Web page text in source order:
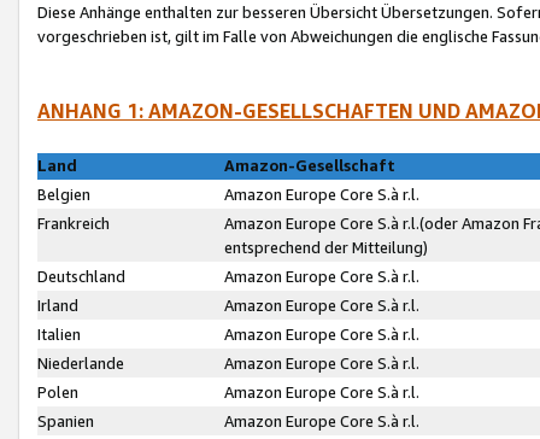
Diese Anhänge enthalten zur besseren Übersicht Übersetzungen.
vorgeschrieben ist, gilt im Falle von Abweichungen die englische
ANHANG 1: AMAZON-GESELLSCHAFTEN UND
Land
Amazon-Gesellschaft
Belgien
Amazon Europe Core S.à r.l.
Frankreich
Amazon Europe Core S.à r.l.(oder Amazon
entsprechend der Mitteilung)
Deutschland
Amazon Europe Core S.à r.l.
Irland
Amazon Europe Core S.à r.l.
Italien
Amazon Europe Core S.à r.l.
Niederlande
Amazon Europe Core S.à r.l.
Polen
Amazon Europe Core S.à r.l.
Spanien
Amazon Europe Core S.à r.l.